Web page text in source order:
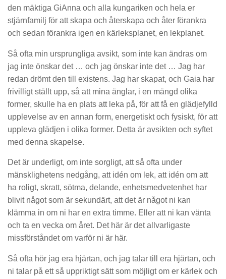
den mäktiga GiAnna och alla kungariken och hela er
stjärnfamilj för att skapa och återskapa och åter förankra
och sedan förankra igen en kärleksplanet, en lekplanet.
Så ofta min ursprungliga avsikt, som inte kan ändras om
jag inte önskar det … och jag önskar inte det … Jag har
redan drömt den till existens. Jag har skapat, och Gaia har
frivilligt ställt upp, så att mina änglar, i en mängd olika
former, skulle ha en plats att leka på, för att få en glädjefylld
upplevelse av en annan form, energetiskt och fysiskt, för att
uppleva glädjen i olika former. Detta är avsikten och syftet
med denna skapelse.
Det är underligt, om inte sorgligt, att så ofta under
mänsklighetens nedgång, att idén om lek, att idén om att
ha roligt, skratt, sötma, delande, enhetsmedvetenhet har
blivit något som är sekundärt, att det är något ni kan
klämma in om ni har en extra timme. Eller att ni kan vänta
och ta en vecka om året. Det här är det allvarligaste
missförståndet om varför ni är här.
Så ofta hör jag era hjärtan, och jag talar till era hjärtan, och
ni talar på ett så uppriktigt sätt som möjligt om er kärlek och